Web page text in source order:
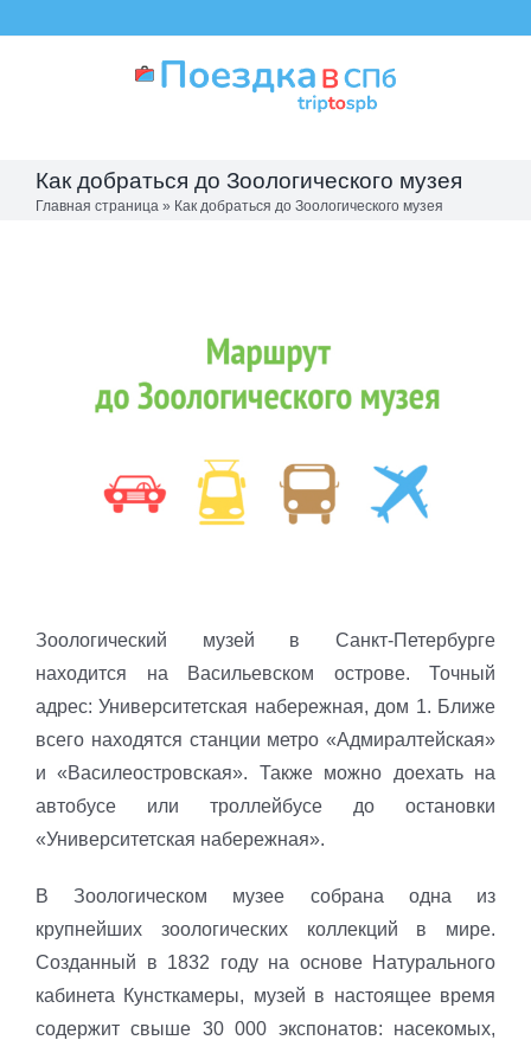
Как добраться до Зоологического музея
Главная страница » Как добраться до Зоологического музея
Зоологический музей в Санкт-Петербурге
находится на Васильевском острове. Точный
адрес: Университетская набережная, дом 1. Ближе
всего находятся станции метро «Адмиралтейская»
и «Василеостровская». Также можно доехать на
автобусе или троллейбусе до остановки
«Университетская набережная».
В Зоологическом музее собрана одна из
крупнейших зоологических коллекций в мире.
Созданный в 1832 году на основе Натурального
кабинета Кунсткамеры, музей в настоящее время
содержит свыше 30 000 экспонатов: насекомых,